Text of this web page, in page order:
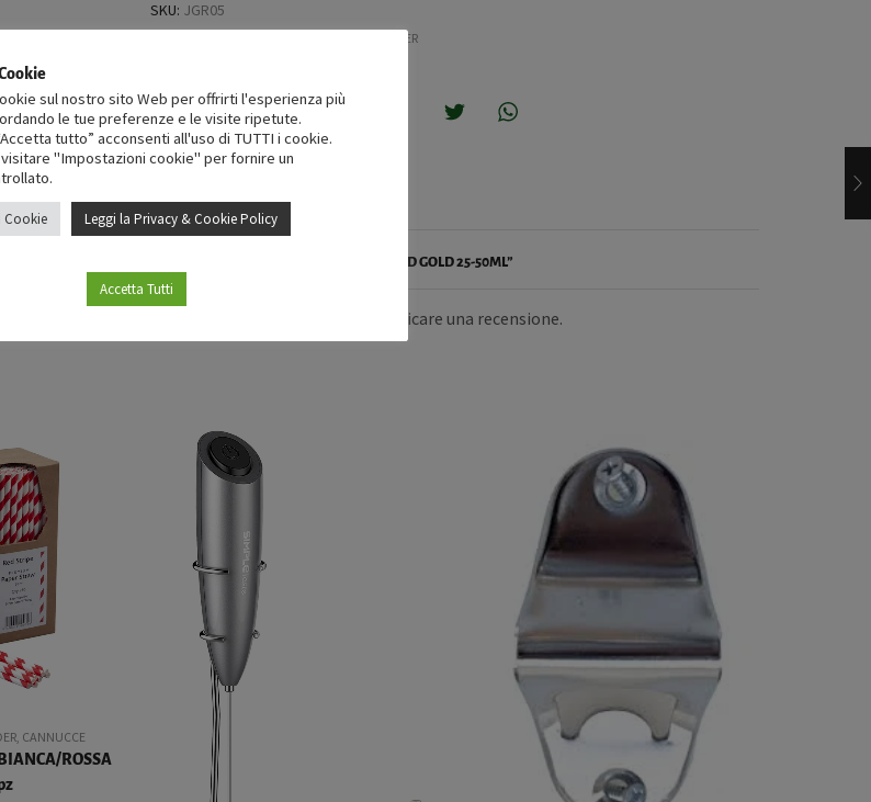
SKU: JGR05
JIGGER
RECENSIONI (0)
RECENSISCI PER PRIMO “JIGGER LEOPOLD GOLD 25-50ML”
per pubblicare una recensione.
, CANNUCCE
ROSSA
sul nostro sito Web per offrirti l'esperienza più
le tue preferenze e le visite ripetute.
tutto” acconsenti all'uso di TUTTI i cookie.
"Impostazioni cookie" per fornire un
Cookie Leggi la Privacy & Cookie Policy
Accetta Tutti